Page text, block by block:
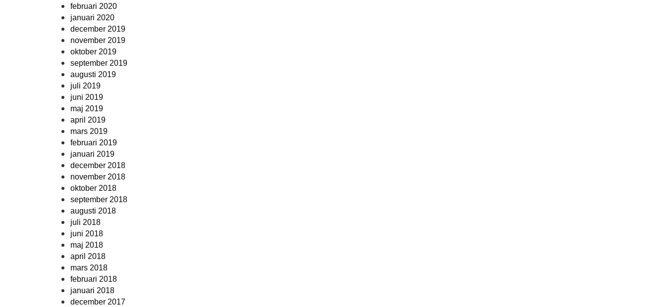
februari 2020
januari 2020
december 2019
november 2019
oktober 2019
september 2019
augusti 2019
juli 2019
juni 2019
maj 2019
april 2019
mars 2019
februari 2019
januari 2019
december 2018
november 2018
oktober 2018
september 2018
augusti 2018
juli 2018
juni 2018
maj 2018
april 2018
mars 2018
februari 2018
januari 2018
december 2017